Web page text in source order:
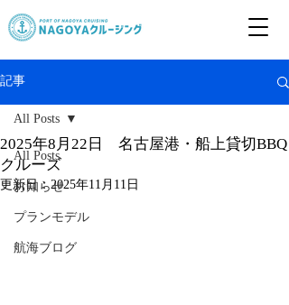
記事
All Posts
お知らせ
プランモデル
航海ブログ
All Posts
2025年8月22日 名古屋港・船上貸切BBQ
クルーズ
更新日：2025年11月11日